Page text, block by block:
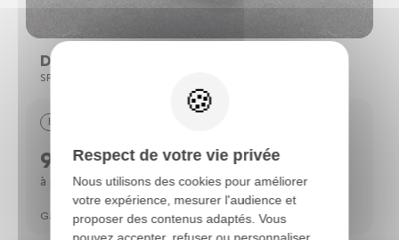
Dacia Spring
SPRING CONFORT PLUS - ACHAT INTÉGRAL
Electrique
9790 €
à partir de 140 €/mois*
Garantie Spoticar Premium 12 mois
Respect de votre vie privée
Nous utilisons des cookies pour améliorer
votre expérience, mesurer l'audience et
proposer des contenus adaptés. Vous